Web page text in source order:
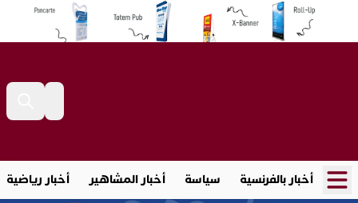
أخبار بالفرنسية سياسة أخبار المشاهير أخبار رياضية